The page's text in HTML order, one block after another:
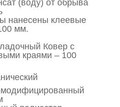
(воду) от обрыва
нанесены клеевые
мм.
Ковер с
краями – 100